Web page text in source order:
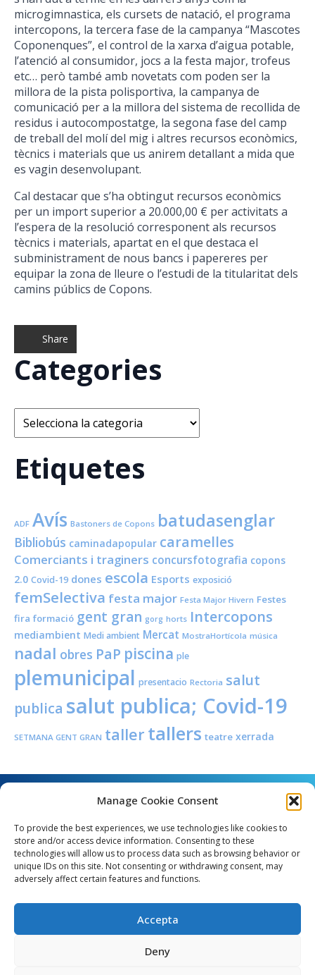
Manage Cookie Consent
To provide the best experiences, we use technologies like cookies to
store and/or access device information. Consenting to these
technologies will allow us to process data such as browsing behavior or
unique IDs on this site. Not consenting or withdrawing consent, may
adversely affect certain features and functions.
Accepta
Deny
microgimnastica, els cursets de natació, el programa
intercopons, la tercera fase de la campanya “Mascotes
Coponenques”, el control de la xarxa d’aigua potable,
l’atenció al consumidor, jocs a la festa major, trofeus
etc… però també amb novetats com poden ser la
millora de la pista polisportiva, la campanya de
comunicació per a la millora del sistema de recollida de
residus i autocompostatge, la segona fase del camp
de treball del molí del mig i altres recursos econòmics,
tècnics i materials que us anirem detallant a mida que
es vagin desenvolupant.
Cal destacar que s’ha obtingut recursos econòmics
per un import superior a 20.000,00 € per activitats a
l’espera de la resolució corresponent als recursos
tècnics i materials, apartat en el que destaca el
subministrament de nous bancs i papereres per
equipar la zona de lleure o l’estudi de la titularitat dels
camins públics de Copons.
Share
Categories
Categories
Etiquetes
ADF Avís Bastoners de Copons batudasenglar
Bibliobús caminadapopular caramelles
Comerciants i traginers concursfotografia copons
2.0 Covid-19 dones escola Esports exposició
femSelectiva festa major Festa Major Hivern Festes
fira formació gent gran gorg horts Intercopons
mediambient Medi ambient Mercat MostraHortícola música
nadal obres PaP piscina ple
plemunicipal presentacio Rectoria salut
publica salut publica; Covid-19
SETMANA GENT GRAN taller tallers teatre xerrada
Angel Guimerà, 8 - 08289 Copons
e_mail: copons@copons.cat